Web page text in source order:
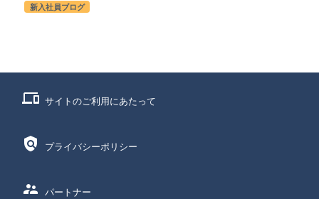
新入社員ブログ
phonelink サイトのご利用にあたって
policy プライバシーポリシー
supervisor_account パートナー